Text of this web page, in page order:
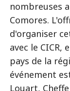
nombreuses
Comores.
d'organiser
avec le
pays de la
événement
Louart,